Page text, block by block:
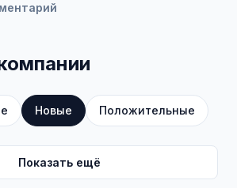
Новые Положительные
Показать ещё